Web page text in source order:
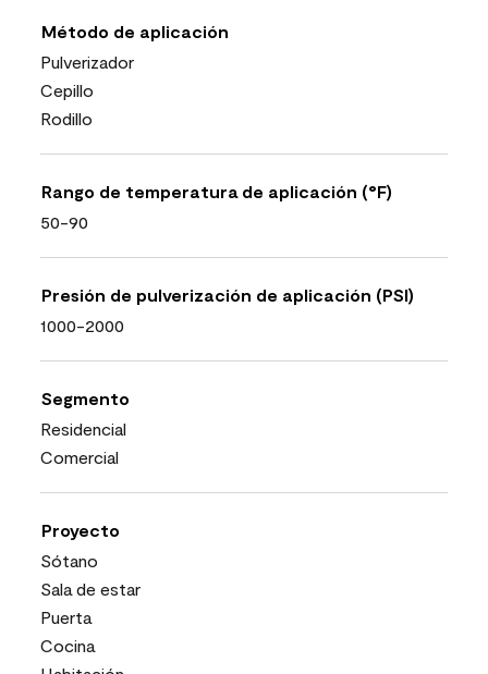
Método de aplicación
Pulverizador
Cepillo
Rodillo
Rango de temperatura de aplicación (°F)
50-90
Presión de pulverización de aplicación (PSI)
1000-2000
Segmento
Residencial
Comercial
Proyecto
Sótano
Sala de estar
Puerta
Cocina